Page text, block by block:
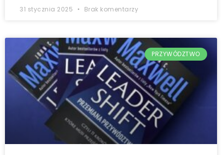
31 stycznia 2025 Brak komentarzy
PRZYWÓDZTWO